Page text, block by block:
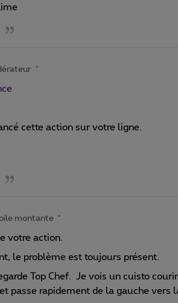
cette action sur votre ligne.
montante
votre action.
le problème est toujours présent.
Top Chef. Je vois un cuisto
passe rapidement de la gauche vers